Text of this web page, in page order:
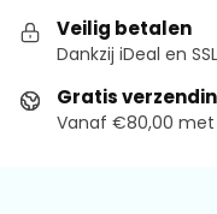
Veilig betalen
Dankzij iDeal en
Gratis
Vanaf €80,00 met